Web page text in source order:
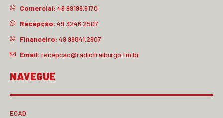
Comercial: 49 99199.9170
Recepção: 49 3246.2507
Financeiro: 49 99841.2907
Email: recepcao@radiofraiburgo.fm.br
NAVEGUE
ECAD